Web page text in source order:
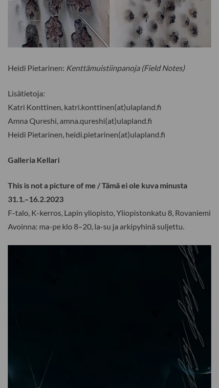
Heidi Pietarinen: Kenttämuistiinpanoja (Field Notes)
Lisätietoja:
Katri Konttinen, katri.konttinen(at)ulapland.fi
Amna Qureshi, amna.qureshi(at)ulapland.fi
Heidi Pietarinen, heidi.pietarinen(at)ulapland.fi
Galleria Kellari
This is not a picture of me / Tämä ei ole kuva minusta
31.1.–16.2.2023
F-talo, K-kerros, Lapin yliopisto, Yliopistonkatu 8, Rovaniemi
Avoinna: ma-pe klo 8–20, la-su ja arkipyhinä suljettu.